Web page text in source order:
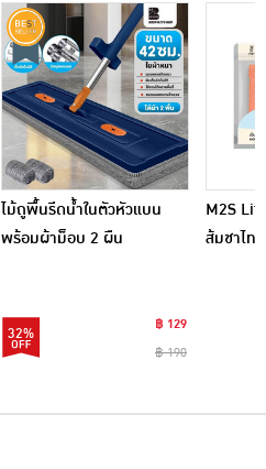
ไม้ถูพื้นรีดน้ำในตัวหัวแบน
พร้อมผ้าม็อบ 2 ผืน
32%
฿ 129
฿ 190
M2S
ส้มชาไท